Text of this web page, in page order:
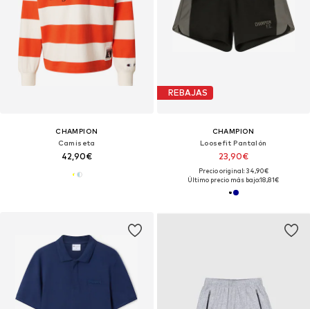
CHAMPION
Camiseta
42,90€
REBAJAS
CHAMPION
Loosefit Pantalón
23,90€
Precio original: 34,90€
Último precio más bajo:18,81€